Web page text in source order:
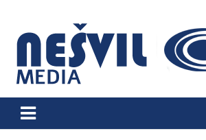
content
Nešvil Media Bogatić